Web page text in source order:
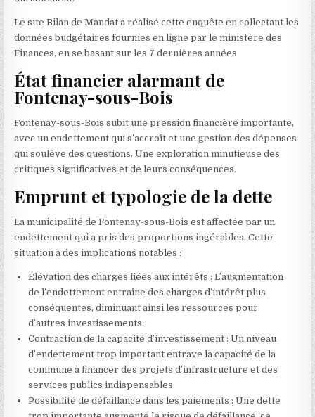
Le site Bilan de Mandat a réalisé cette enquête en collectant les
données budgétaires fournies en ligne par le ministère des
Finances, en se basant sur les 7 dernières années
État financier alarmant de
Fontenay-sous-Bois
Fontenay-sous-Bois subit une pression financière importante,
avec un endettement qui s’accroît et une gestion des dépenses
qui soulève des questions. Une exploration minutieuse des
critiques significatives et de leurs conséquences.
Emprunt et typologie de la dette
La municipalité de Fontenay-sous-Bois est affectée par un
endettement qui a pris des proportions ingérables. Cette
situation a des implications notables :
Élévation des charges liées aux intérêts : L’augmentation
de l’endettement entraîne des charges d’intérêt plus
conséquentes, diminuant ainsi les ressources pour
d’autres investissements.
Contraction de la capacité d’investissement : Un niveau
d’endettement trop important entrave la capacité de la
commune à financer des projets d’infrastructure et des
services publics indispensables.
Possibilité de défaillance dans les paiements : Une dette